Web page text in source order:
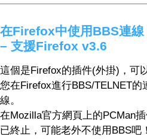
在Firefox中使用BBS連
– 支援Firefox v3.6
這個是Firefox的插件(外掛)，可
您在Firefox進行BBS/TELNET的
線。
在Mozilla官方網頁上的PCMan
已終止，可能老外不使用BBS吧